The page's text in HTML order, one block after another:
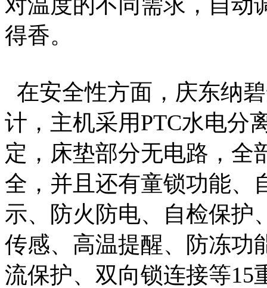
得香。
在安全性方面，庆东纳
计，主机采用PTC水电分
定，床垫部分无电路，全
全，并且还有童锁功能、
示、防火防电、自检保护
传感、高温提醒、防冻功
流保护、双向锁连接等15